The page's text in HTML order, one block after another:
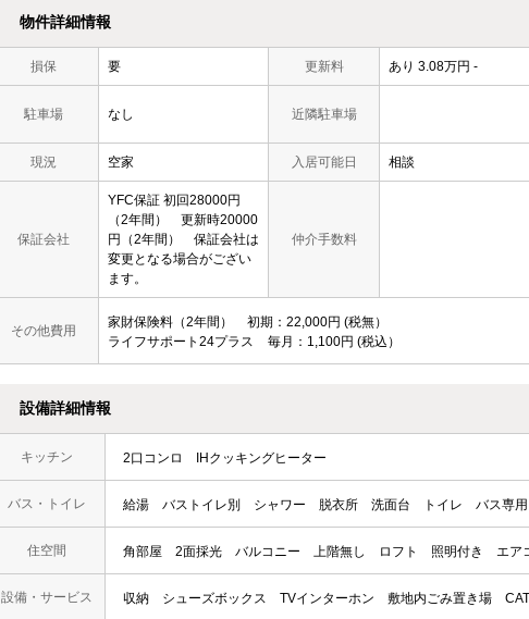
物件詳細情報
損保 要 更新料 あり 3.08万円 -
駐車場 なし 近隣駐車場
現況 空家 入居可能日 相談
保証会社
YFC保証 初回28000円
（2年間） 更新時20000
円（2年間） 保証会社は
変更となる場合がござい
ます。
仲介手数料
その他費用
家財保険料（2年間） 初期 22,000円
税無
ライフサポート24プラス
毎月 1,100円 税込
設備詳細情報
キッチン 2口コンロ IHクッキングヒーター
バス・トイレ 給湯 バストイレ別 シャワー 脱衣所 洗面台 トイレ バス専用
住空間 角部屋 2面採光 バルコニー 上階無し ロフト 照明付き エア
設備・サービス 収納 シューズボックス TVインターホン 敷地内ごみ置き場